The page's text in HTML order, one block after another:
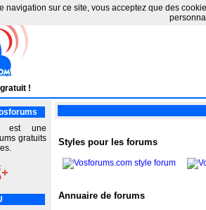
!
est une
gratuits
Styles pour les forums
Annuaire de forums
navigation sur ce site, vous acceptez que des